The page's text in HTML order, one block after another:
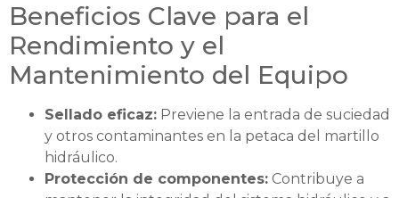
Beneficios Clave para el
Rendimiento y el
Mantenimiento del Equipo
Sellado eficaz: Previene la entrada de suciedad
y otros contaminantes en la petaca del martillo
hidráulico.
Protección de componentes: Contribuye a